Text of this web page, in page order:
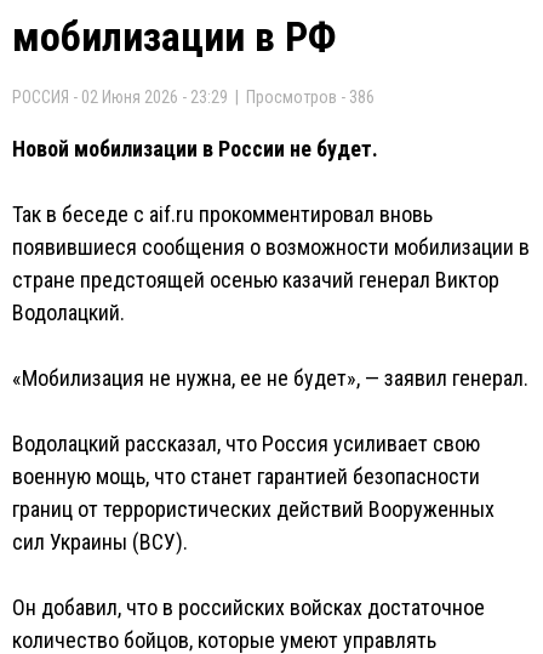
мобилизации в РФ
РОССИЯ - 02 Июня 2026 - 23:29 | Просмотров - 386
Новой мобилизации в России не будет.
Так в беседе с aif.ru прокомментировал вновь
появившиеся сообщения о возможности мобилизации в
стране предстоящей осенью казачий генерал Виктор
Водолацкий.
«Мобилизация не нужна, ее не будет», — заявил генерал.
Водолацкий рассказал, что Россия усиливает свою
военную мощь, что станет гарантией безопасности
границ от террористических действий Вооруженных
сил Украины (ВСУ).
Он добавил, что в российских войсках достаточное
количество бойцов, которые умеют управлять